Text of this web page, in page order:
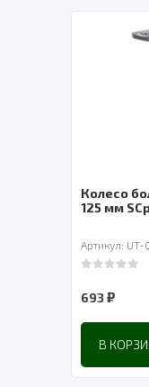
Колесо
125 мм SCp
Артикул:
693 ₽
В